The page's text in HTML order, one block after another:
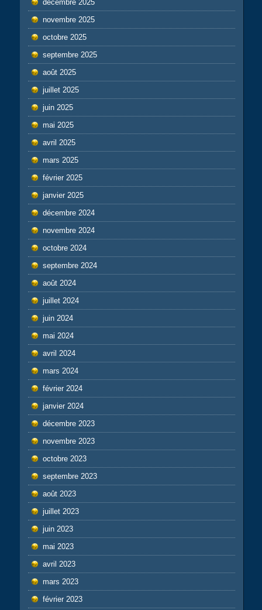
décembre 2025
novembre 2025
octobre 2025
septembre 2025
août 2025
juillet 2025
juin 2025
mai 2025
avril 2025
mars 2025
février 2025
janvier 2025
décembre 2024
novembre 2024
octobre 2024
septembre 2024
août 2024
juillet 2024
juin 2024
mai 2024
avril 2024
mars 2024
février 2024
janvier 2024
décembre 2023
novembre 2023
octobre 2023
septembre 2023
août 2023
juillet 2023
juin 2023
mai 2023
avril 2023
mars 2023
février 2023